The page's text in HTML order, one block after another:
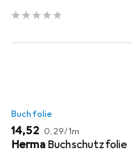
Buchfolie
EUR
14,52 EUR
0,29/1m
Herma Buchschutzfolie